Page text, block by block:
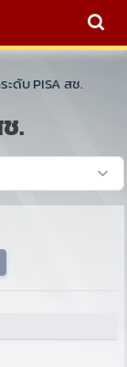
ะดับ PISA สช.
.